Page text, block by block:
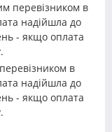
перевізником в
надійшла до
- якщо оплата
в
надійшла до
- якщо оплата